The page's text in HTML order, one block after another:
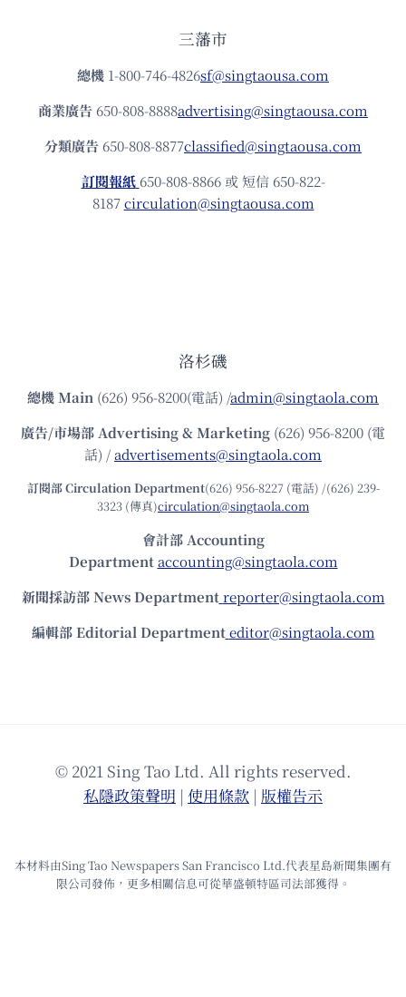
三藩市
總機 1-800-746-4826sf@singtaousa.com
商業廣告 650-808-8888advertising@singtaousa.com
分類廣告 650-808-8877classified@singtaousa.com
訂閱報紙 650-808-8866 或 短信 650-822-
8187circulation@singtaousa.com
洛杉磯
總機Main (626) 956-8200(電話) /admin@singtaola.com
廣告/市場部Advertising & Marketing (626) 956-8200 (電
話) /advertisements@singtaola.com
訂閱部 Circulation Department(626) 956-8227 (電話) /(626) 239-
3323 (傳真)circulation@singtaola.com
會計部 Accounting
Department accounting@singtaola.com
新聞採訪部 News Department reporter@singtaola.com
編輯部 Editorial Department editor@singtaola.com
© 2021 Sing Tao Ltd. All rights reserved.
私隱政策聲明 | 使⽤條款 | 版權告⽰
本材料由Sing Tao Newspapers San Francisco Ltd.代表星島新聞集團有
限公司發佈，更多相關信息可從華盛頓特區司法部獲得。